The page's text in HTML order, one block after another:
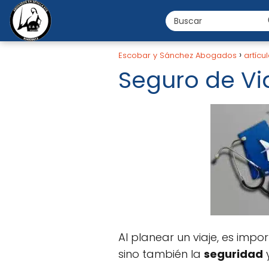
Escobar y Sánchez Abogados
Seguro de
Al planear un viaje, es
sino también la seguridad